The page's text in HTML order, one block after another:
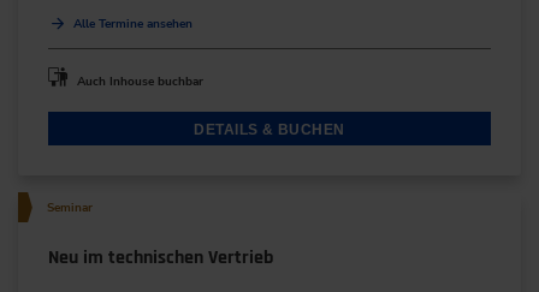
Alle Termine ansehen
Auch Inhouse buchbar
DETAILS & BUCHEN
Seminar
Neu im technischen Vertrieb